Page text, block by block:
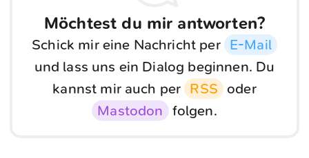
Möchtest du mir antworten?
Schick mir eine Nachricht per E-Mail
und lass uns ein Dialog beginnen. Du
kannst mir auch per RSS oder
Mastodon folgen.